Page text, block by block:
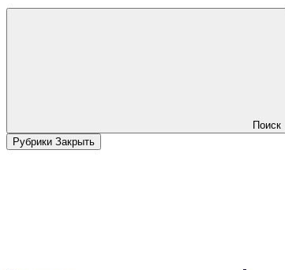
Поиск
Рубрики Закрыть